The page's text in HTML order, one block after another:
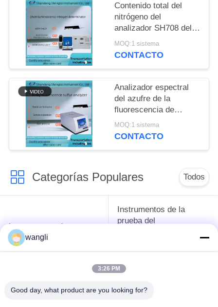
Contenido total del
nitrógeno del
analizador SH708 del
nitrógeno de la
quimioluminescencia
MOQ:1 sistema
CONTACTO
Analizador espectral
del azufre de la
fluorescencia de
SH407B según ASTM
D4294 y GB/T 11140-
MOQ:1 sistema
CONTACTO
Categorías Populares Todos
instrumentos de
prueba del petróleo
Instrumentos de la
prueba del
la grasa
Equipo de prueba de
aceite del
wangli
3:26 PM
Good day, what product are you looking for?